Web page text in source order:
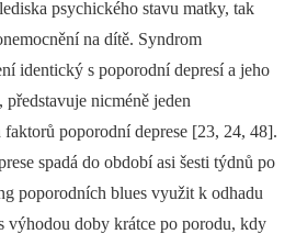
psychického stavu matky, tak
na dítě. Syndrom
identický s poporodní depresí a jeho
nicméně jeden
poporodní deprese [23, 24, 48].
spadá do období asi šesti týdnů po
poporodních blues využit k odhadu
výhodou doby krátce po porodu, kdy